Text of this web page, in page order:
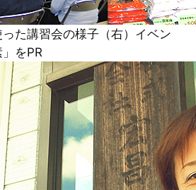
った講習会の様子（右）イベン
をPR